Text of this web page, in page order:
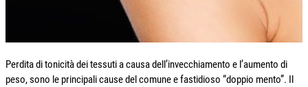
Perdita di tonicità dei tessuti a causa dell’invecchiamento e l’aumento di
peso, sono le principali cause del comune e fastidioso “doppio mento”. Il